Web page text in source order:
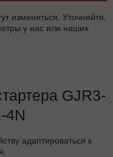
изменяться. Уточняйте,
у нас или наших
GJR3-
4N
адаптироваться к